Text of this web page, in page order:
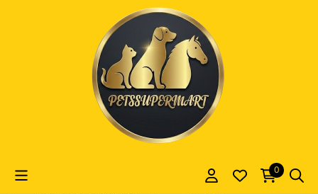
Cookie-Einstellungen sind derzeit geschlossen.
0